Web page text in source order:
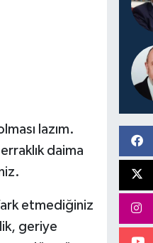
lazım.
daima
etmediğiniz
geriye